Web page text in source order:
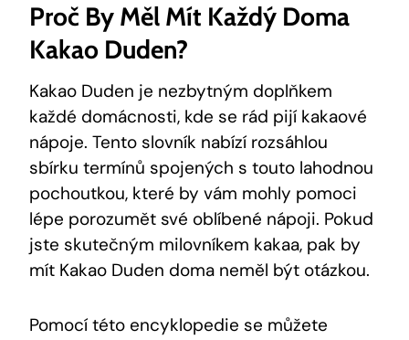
Proč​ By Měl Mít⁣ Každý Doma
Kakao Duden?
Kakao Duden je nezbytným doplňkem
každé domácnosti, kde se rád ⁤pijí kakaové
nápoje. Tento ⁢slovník ​nabízí ⁢rozsáhlou
sbírku termínů spojených s ‍touto lahodnou
pochoutkou, které ‍by vám mohly pomoci
lépe ⁢porozumět své oblíbené​ nápoji. Pokud
‍jste skutečným milovníkem ‍kakaa, pak by
mít Kakao‍ Duden doma neměl být⁤ otázkou.
Pomocí této encyklopedie se ⁣můžete